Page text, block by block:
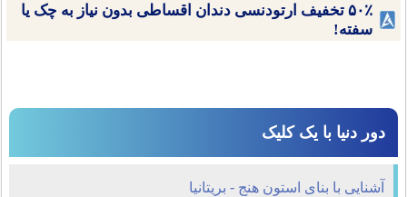
۵۰٪ تخفیف ارتودنسی دندان اقساطی بدون نیاز به چک یا
سفته!
دور دنیا با یک کلیک
آشنایی با بنای استون هنج - بریتانیا